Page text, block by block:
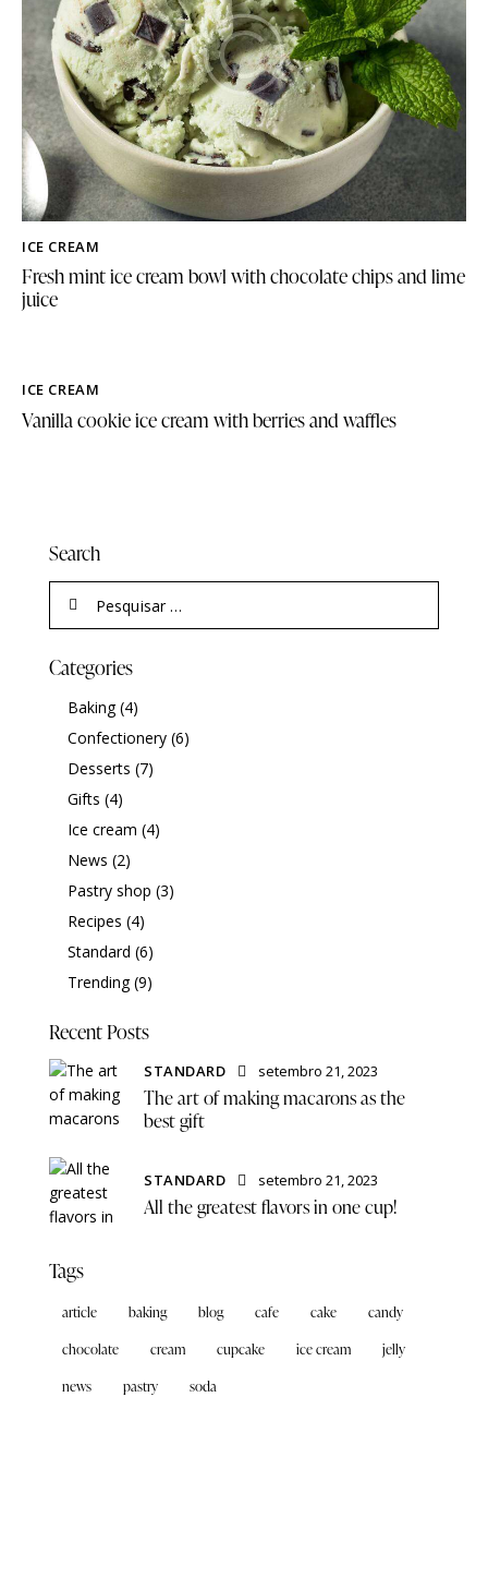
ICE CREAM
Fresh mint ice cream bowl with chocolate chips and lime
juice
ICE CREAM
Vanilla cookie ice cream with berries and waffles
Search
Categories
Baking(4)
Confectionery(6)
Desserts (7)
Gifts (4)
Ice cream (4)
News (2)
Pastry shop (3)
Recipes (4)
Standard (6)
Trending(9)
Recent Posts
STANDARD setembro 21, 2023
The art of making macarons as the
best gift
STANDARD setembro 21, 2023
All the greatest flavors in one cup!
Tags
article baking blog cafe cake
candy
chocolate
cream cupcake ice cream
jelly
news
pastry soda